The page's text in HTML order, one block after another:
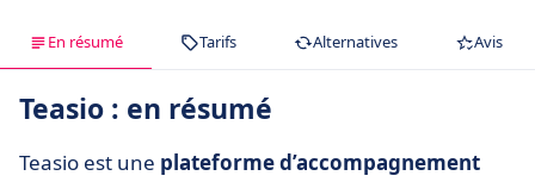
En résumé Tarifs Alternatives Avis
Teasio : en résumé
Teasio est une plateforme d’accompagnement